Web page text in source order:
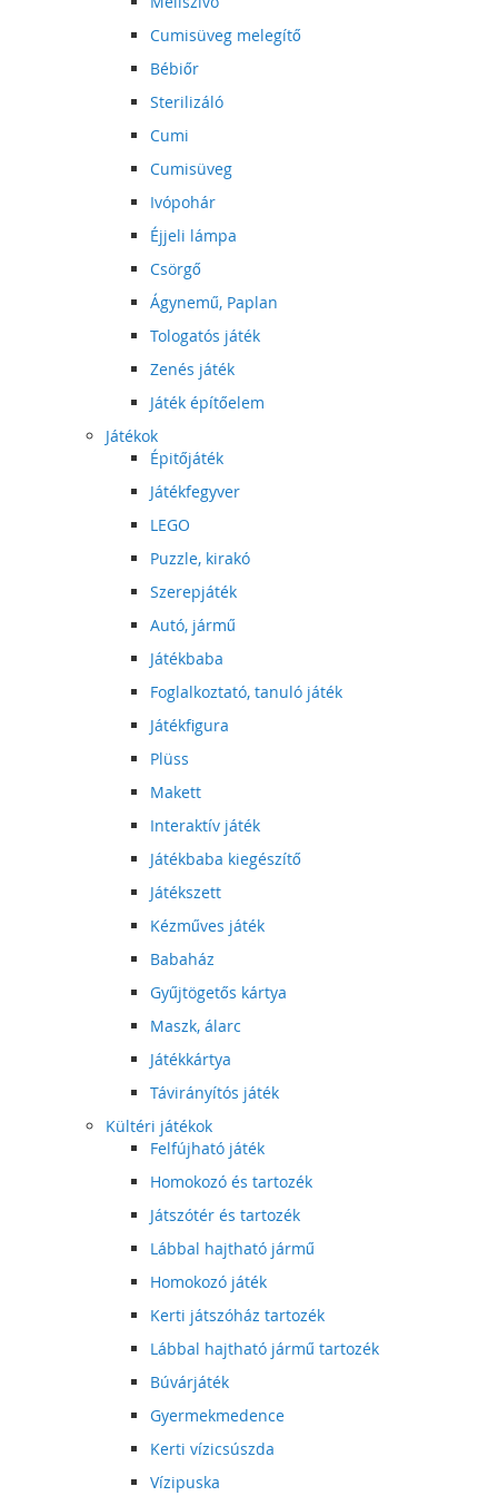
Cumisüveg melegítő
Bébiőr
Sterilizáló
Cumi
Cumisüveg
Ivópohár
Éjjeli lámpa
Csörgő
Ágynemű, Paplan
Tologatós játék
Zenés játék
Játék építőelem
Játékok
Épitőjáték
Játékfegyver
LEGO
Puzzle, kirakó
Szerepjáték
Autó, jármű
Játékbaba
Foglalkoztató, tanuló játék
Játékfigura
Plüss
Makett
Interaktív játék
Játékbaba kiegészítő
Játékszett
Kézműves játék
Babaház
Gyűjtögetős kártya
Maszk, álarc
Játékkártya
Távirányítós játék
Kültéri játékok
Felfújható játék
Homokozó és tartozék
Játszótér és tartozék
Lábbal hajtható jármű
Homokozó játék
Kerti játszóház tartozék
Lábbal hajtható jármű tartozék
Búvárjáték
Gyermekmedence
Kerti vízicsúszda
Vízipuska